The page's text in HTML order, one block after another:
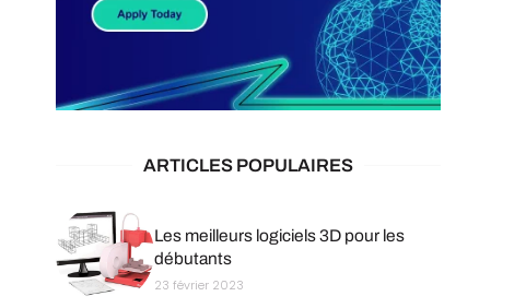
ARTICLES POPULAIRES
Les meilleurs logiciels 3D pour les
débutants
23 février 2023